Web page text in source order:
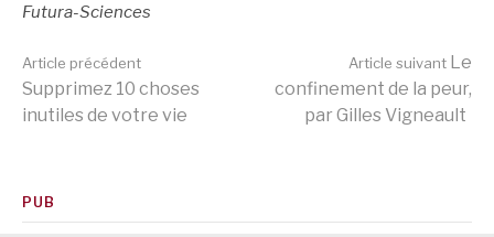
Futura-Sciences
Lire
Article précédent
Supprimez 10 choses
inutiles de votre vie
Article suivant Le
confinement de la peur,
par Gilles Vigneault
PUB